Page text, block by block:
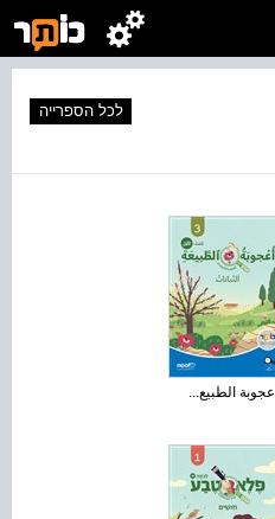
לכל הספרייה
أعجوبة الطبيع...